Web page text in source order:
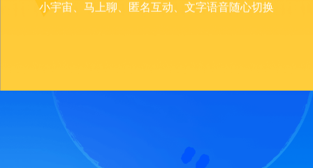
⼩宇宙、⻢上聊、匿名互动、⽂字语⾳随⼼切换